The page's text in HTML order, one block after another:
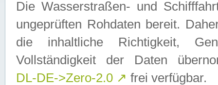
Die Wasserstraßen- und
ungeprüften Rohdaten bereit.
die inhaltliche Richtigkeit,
Vollständigkeit der Daten
DL-DE->Zero-2.0 ↗ frei verfügbar.